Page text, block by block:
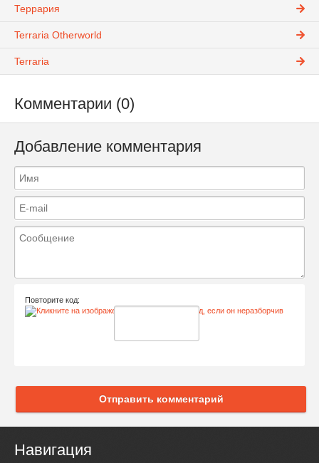
Террария
Terraria Otherworld
Terraria
Комментарии (0)
Добавление комментария
Повторите код:
Отправить комментарий
Навигация